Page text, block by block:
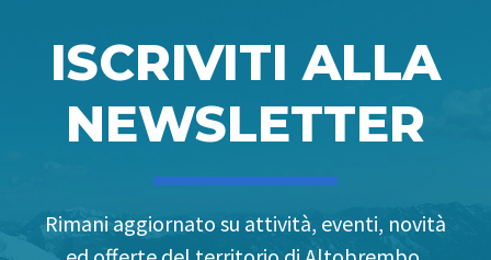
ISCRIVITI ALLA
NEWSLETTER
Rimani aggiornato su attività, eventi, novità